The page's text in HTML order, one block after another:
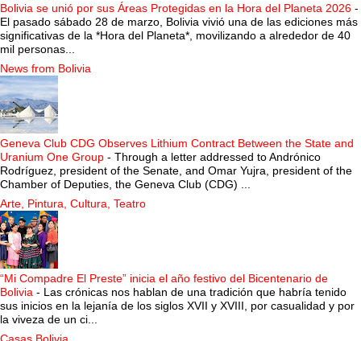
Bolivia se unió por sus Áreas Protegidas en la Hora del Planeta 2026 -
El pasado sábado 28 de marzo, Bolivia vivió una de las ediciones más
significativas de la *Hora del Planeta*, movilizando a alrededor de 40
mil personas...
News from Bolivia
Geneva Club CDG Observes Lithium Contract Between the State and
Uranium One Group - Through a letter addressed to Andrónico
Rodríguez, president of the Senate, and Omar Yujra, president of the
Chamber of Deputies, the Geneva Club (CDG) ...
Arte, Pintura, Cultura, Teatro
“Mi Compadre El Preste” inicia el año festivo del Bicentenario de
Bolivia - Las crónicas nos hablan de una tradición que habría tenido
sus inicios en la lejanía de los siglos XVII y XVIII, por casualidad y por
la viveza de un ci...